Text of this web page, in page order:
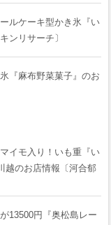
ルケーキ型かき氷『い
ンリサーチ〕
『麻布野菜菓子』のお
イモ入り！いも重『い
越のお店情報〔河合郁
13500円『奥松島レー